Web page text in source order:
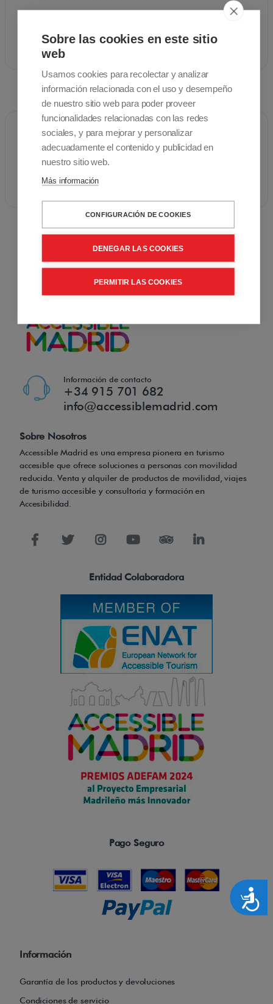
Accesibilidad
- Peso: 6.7 kg.
Documentos
Alquilar Silla de Ruedas
Información de contacto
+34 915 701 682
info@accessiblemadrid.com
Sobre Nosotros
Accessible Madrid es una empresa pionera en turismo
accesible que ofrece soluciones a personas con movilidad
reducida. Venta y alquiler de productos de movilidad, viajes
de turismo accesible y consultoría y formación en
Accesibilidad.
Entidad Colaboradora
Pago Seguro
Información
Garantía de los productos y devoluciones
Condiciones de servicio
Sobre las cookies en este sitio
web
Usamos cookies para recolectar y analizar
información relacionada con el uso y desempeño
de nuestro sitio web para poder proveer
funcionalidades relacionadas con las redes
sociales, y para mejorar y personalizar
adecuadamente el contenido y publicidad en
nuestro sitio web.
Más información
CONFIGURACIÓN DE COOKIES
DENEGAR LAS COOKIES
PERMITIR LAS COOKIES